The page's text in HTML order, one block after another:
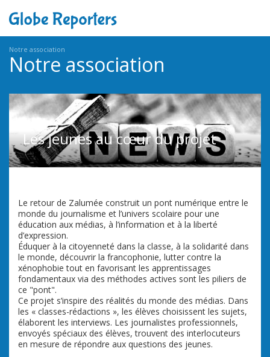
Notre association
Notre association
Les jeunes au cœur du projet
Le retour de Zalumée construit un pont numérique entre le
monde du journalisme et l’univers scolaire pour une
éducation aux médias, à l’information et à la liberté
d’expression.
Éduquer à la citoyenneté dans la classe, à la solidarité dans
le monde, découvrir la francophonie, lutter contre la
xénophobie tout en favorisant les apprentissages
fondamentaux via des méthodes actives sont les piliers de
ce "pont".
Ce projet s’inspire des réalités du monde des médias. Dans
les « classes-rédactions », les élèves choisissent les sujets,
élaborent les interviews. Les journalistes professionnels,
envoyés spéciaux des élèves, trouvent des interlocuteurs
en mesure de répondre aux questions des jeunes.